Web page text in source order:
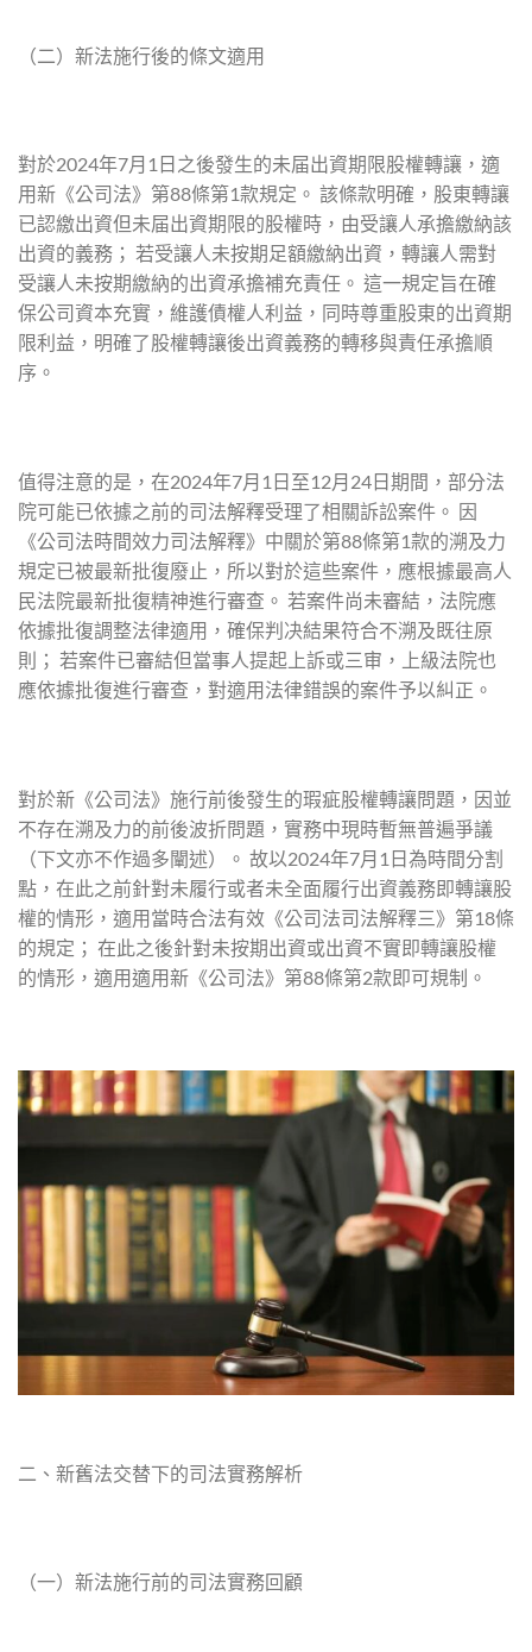
（二）新法施行後的條文適用
對於2024年7月1日之後發生的未届出資期限股權轉讓，適
用新《公司法》第88條第1款規定。 該條款明確，股東轉讓
已認繳出資但未届出資期限的股權時，由受讓人承擔繳納該
出資的義務； 若受讓人未按期足額繳納出資，轉讓人需對
受讓人未按期繳納的出資承擔補充責任。 這一規定旨在確
保公司資本充實，維護債權人利益，同時尊重股東的出資期
限利益，明確了股權轉讓後出資義務的轉移與責任承擔順
序。
值得注意的是，在2024年7月1日至12月24日期間，部分法
院可能已依據之前的司法解釋受理了相關訴訟案件。 因
《公司法時間效力司法解釋》中關於第88條第1款的溯及力
規定已被最新批復廢止，所以對於這些案件，應根據最高人
民法院最新批復精神進行審查。 若案件尚未審結，法院應
依據批復調整法律適用，確保判决結果符合不溯及既往原
則； 若案件已審結但當事人提起上訴或三审，上級法院也
應依據批復進行審查，對適用法律錯誤的案件予以糾正。
對於新《公司法》施行前後發生的瑕疵股權轉讓問題，因並
不存在溯及力的前後波折問題，實務中現時暫無普遍爭議
（下文亦不作過多闡述）。 故以2024年7月1日為時間分割
點，在此之前針對未履行或者未全面履行出資義務即轉讓股
權的情形，適用當時合法有效《公司法司法解釋三》第18條
的規定； 在此之後針對未按期出資或出資不實即轉讓股權
的情形，適用適用新《公司法》第88條第2款即可規制。
二、新舊法交替下的司法實務解析
（一）新法施行前的司法實務回顧